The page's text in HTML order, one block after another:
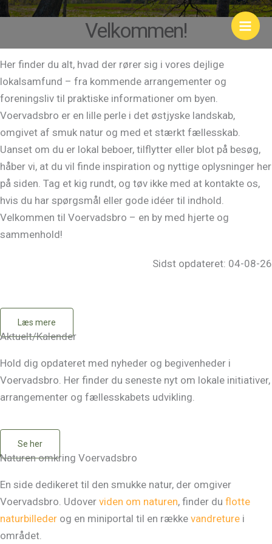
Skip
Velkommen!
Her finder du alt, hvad der rører sig i vores dejlige
lokalsamfund – fra kommende arrangementer og
foreningsliv til praktiske informationer om byen.
Voervadsbro er en lille perle i det østjyske landskab,
omgivet af smuk natur og med et stærkt fællesskab.
Uanset om du er lokal beboer, tilflytter eller blot på besøg,
håber vi, at du vil finde inspiration og nyttige oplysninger her
på siden. Tag et kig rundt, og tøv ikke med at kontakte os,
hvis du har spørgsmål eller gode idéer til indhold.
Velkommen til Voervadsbro – en by med hjerte og
sammenhold!
Sidst opdateret: 04-08-26
Læs mere
Aktuelt/Kalender
Hold dig opdateret med nyheder og begivenheder i
Voervadsbro. Her finder du seneste nyt om lokale initiativer,
arrangementer og fællesskabets udvikling.
Se her
Naturen omkring Voervadsbro
En side dedikeret til den smukke natur, der omgiver
Voervadsbro. Udover viden om naturen, finder du flotte
naturbilleder og en miniportal til en række vandreture i
området.